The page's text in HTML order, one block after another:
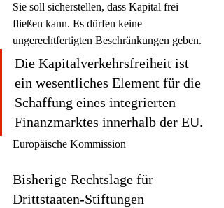
Sie soll sicherstellen, dass Kapital frei
fließen kann. Es dürfen keine
ungerechtfertigten Beschränkungen geben.
Die Kapitalverkehrsfreiheit ist
ein wesentliches Element für die
Schaffung eines integrierten
Finanzmarktes innerhalb der EU.
Europäische Kommission
Bisherige Rechtslage für
Drittstaaten-Stiftungen